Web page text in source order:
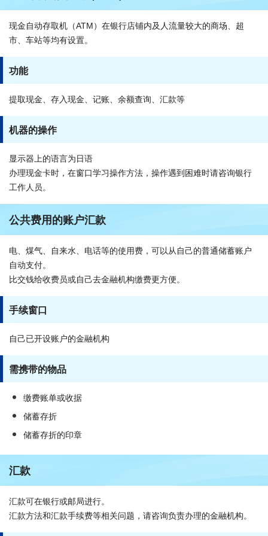
现金自动存取机（ATM）在银行店铺内及人流量较大的商场、超
市、车站等均有设置。
功能
提取现金、存入现金、记账、余额查询、汇款等
机器的操作
显示器上的语言为日语
办理现金卡时，在窗口学习操作方法，操作遇到困难时请咨询银行
工作人员。
公共费用的账户汇款
电、煤气、自来水、电话等的使用费，可以从自己的普通储蓄账户
自动支付。
比交钱给收费员或自己去金融机构缴费更方便。
手续窗口
自己已开设账户的金融机构
需携带的物品
缴费账单或收据
储蓄存折
储蓄存折的印章
汇款
汇款可在银行或邮局进行。
汇款方法和汇款手续费等相关问题，请咨询负责办理的金融机构。